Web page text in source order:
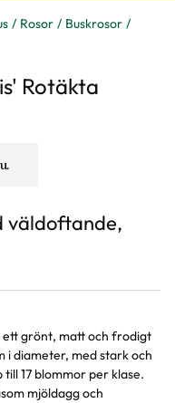
Rosor Buskrosor
Rotäkta
väldoftande,
grönt, matt och frodigt
i diameter, med stark och
17 blommor per klase.
mjöldagg och